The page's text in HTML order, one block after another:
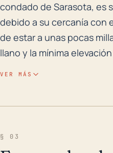
condado de Sarasota, es
debido a su cercanía con
de estar a unas pocas
llano y la mínima
propenso a las
VER MÁS
§ 03